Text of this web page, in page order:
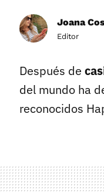
Joana
Editor
Después de
del mundo ha
reconocidos